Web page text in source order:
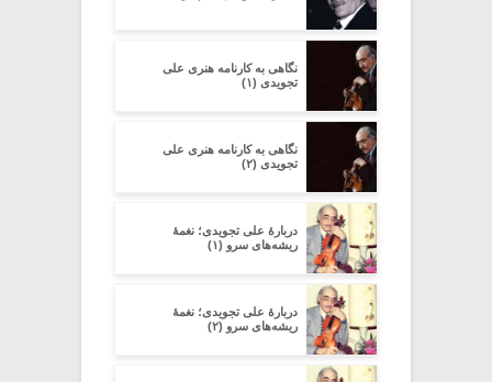
نگاهی به کارنامه هنری علی
تجویدی (۱)
نگاهی به کارنامه هنری علی
تجویدی (۲)
دربارۀ علی تجویدی؛ نغمۀ
ریشه‌های سرو (۱)
دربارۀ علی تجویدی؛ نغمۀ
ریشه‌های سرو (۲)